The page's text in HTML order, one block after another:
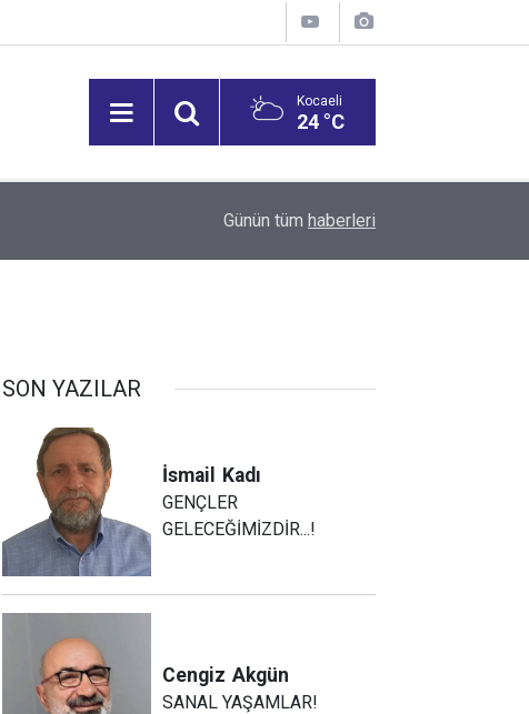
Kocaeli
24 °C
Darıca’ya modern ulaşım yatırımı
Günün tüm haberleri
SON YAZILAR
İsmail Kadı
GENÇLER
GELECEĞİMİZDİR...!
Cengiz Akgün
SANAL YAŞAMLAR!